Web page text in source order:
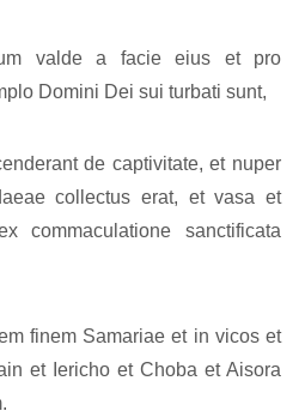
valde a facie eius et pro
Domini Dei sui turbati sunt,
de captivitate, et nuper
collectus erat, et vasa et
commaculatione sanctificata
finem Samariae et in vicos et
et Iericho et Choba et Aisora